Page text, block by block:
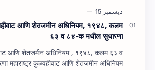
आणि शेतजमीन अधिनियम, १९४८, कलम
६३ व ८४-क मधील सुधारणा